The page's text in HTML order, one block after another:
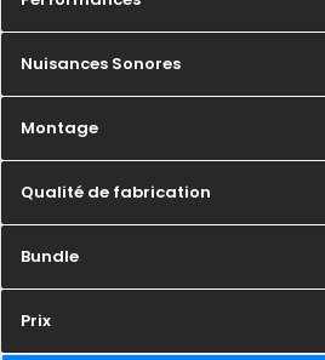
Nuisances Sonores
Montage
Qualité de fabrication
Bundle
Prix